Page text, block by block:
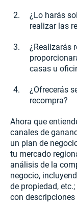
¿Lo harás
realizar las
¿Realizarás
casas u
¿Ofrecerás
recompra?
Ahora que
canales de
un plan de
tu mercado
análisis de la
negocio,
de propiedad,
con